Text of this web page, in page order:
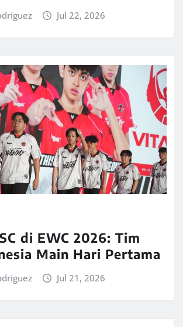
Jul 22, 2026
di EWC 2026: Tim
Main Hari Pertama
Jul 21, 2026